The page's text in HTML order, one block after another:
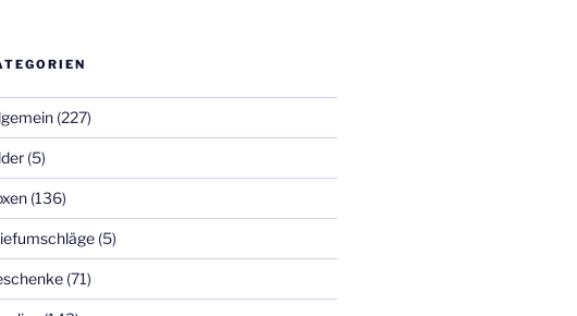
(227)
(5)
(136)
(5)
(71)